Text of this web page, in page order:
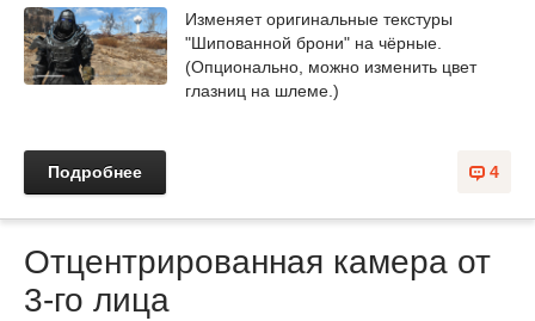
Изменяет оригинальные текстуры
"Шипованной брони" на чёрные.
(Опционально, можно изменить цвет
глазниц на шлеме.)
4
Подробнее
Отцентрированная камера от
3-го лица